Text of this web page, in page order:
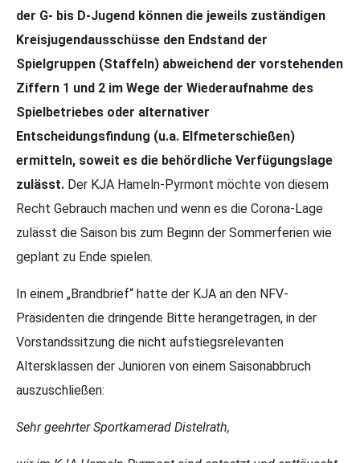
der G- bis D-Jugend können die jeweils zuständigen
Kreisjugendausschüsse den Endstand der
Spielgruppen (Staffeln) abweichend der vorstehenden
Ziffern 1 und 2 im Wege der Wiederaufnahme des
Spielbetriebes oder alternativer
Entscheidungsfindung (u.a. Elfmeterschießen)
ermitteln, soweit es die behördliche Verfügungslage
zulässt. Der KJA Hameln-Pyrmont möchte von diesem
Recht Gebrauch machen und wenn es die Corona-Lage
zulässt die Saison bis zum Beginn der Sommerferien wie
geplant zu Ende spielen.
In einem „Brandbrief“ hatte der KJA an den NFV-
Präsidenten die dringende Bitte herangetragen, in der
Vorstandssitzung die nicht aufstiegsrelevanten
Altersklassen der Junioren von einem Saisonabbruch
auszuschließen:
Sehr geehrter Sportkamerad Distelrath,